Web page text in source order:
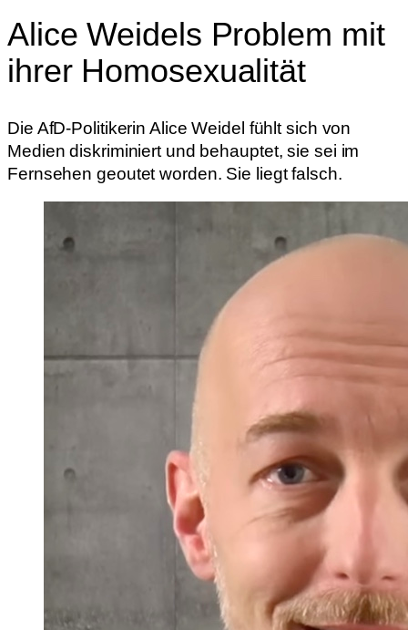
Alice Weidels Problem mit
ihrer Homosexualität
Die AfD-Politikerin Alice Weidel fühlt sich von
Medien diskriminiert und behauptet, sie sei im
Fernsehen geoutet worden. Sie liegt falsch.